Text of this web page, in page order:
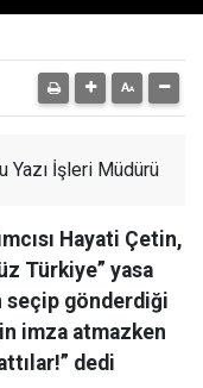
Yazı İşleri Müdürü
Hayati Çetin,
Türkiye” yasa
seçip gönderdiği
imza atmazken
dedi